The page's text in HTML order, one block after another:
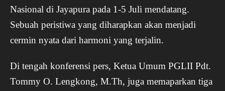
Nasional di Jayapura pada 1-5 Juli mendatang.
Sebuah peristiwa yang diharapkan akan menjadi
cermin nyata dari harmoni yang terjalin.
Di tengah konferensi pers, Ketua Umum PGLII Pdt.
Tommy O. Lengkong, M.Th, juga memaparkan tiga